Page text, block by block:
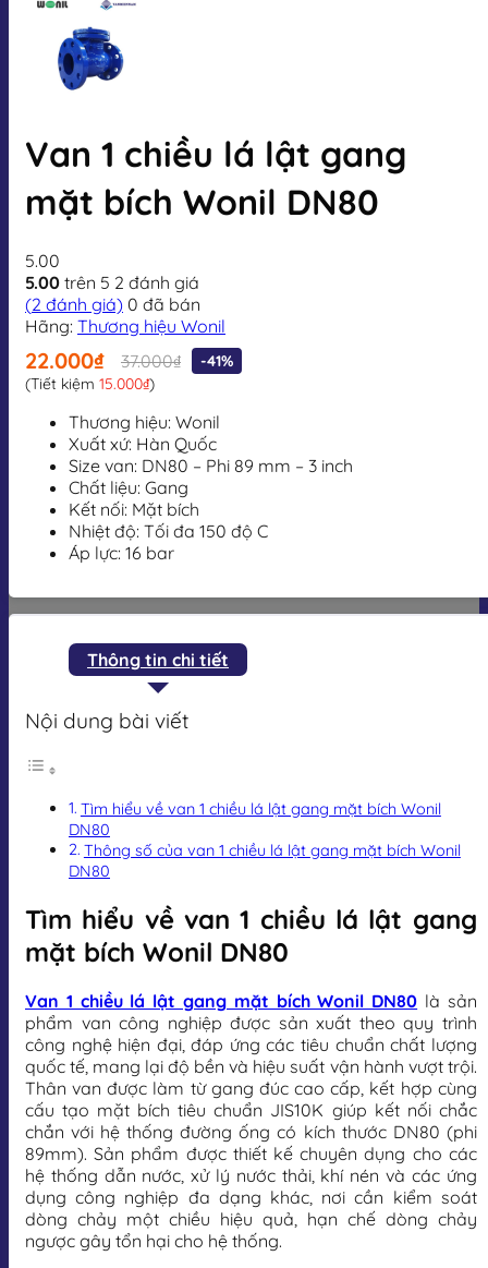
Van 1 chiều lá lật gang
mặt bích Wonil DN80
5.00
5.00 trên 5 2 đánh giá
(2 đánh giá) 0 đã bán
Hãng: Thương hiệu Wonil
22.000₫ 37.000₫
-41%
(Tiết kiệm 15.000₫)
Thương hiệu: Wonil
Xuất xứ: Hàn Quốc
Size van: DN80 – Phi 89 mm – 3 inch
Chất liệu: Gang
Kết nối: Mặt bích
Nhiệt độ: Tối đa 150 độ C
Áp lực: 16 bar
Thông tin chi tiết
Nội dung bài viết
Tìm hiểu về van 1 chiều lá lật gang mặt bích Wonil
DN80
Thông số của van 1 chiều lá lật gang mặt bích Wonil
DN80
Tìm hiểu về van 1 chiều lá lật gang
mặt bích Wonil DN80
Van 1 chiều lá lật gang mặt bích Wonil DN80 là sản
phẩm van công nghiệp được sản xuất theo quy trình
công nghệ hiện đại, đáp ứng các tiêu chuẩn chất lượng
quốc tế, mang lại độ bền và hiệu suất vận hành vượt trội.
Thân van được làm từ gang đúc cao cấp, kết hợp cùng
cấu tạo mặt bích tiêu chuẩn JIS10K giúp kết nối chắc
chắn với hệ thống đường ống có kích thước DN80 (phi
89mm). Sản phẩm được thiết kế chuyên dụng cho các
hệ thống dẫn nước, xử lý nước thải, khí nén và các ứng
dụng công nghiệp đa dạng khác, nơi cần kiểm soát
dòng chảy một chiều hiệu quả, hạn chế dòng chảy
ngược gây tổn hại cho hệ thống.